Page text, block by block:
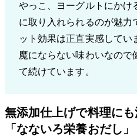
やっこ、ヨーグルトにかけ
に取り入れられるのが魅力
ット効果は正直実感してい
魔にならない味わいなので
て続けています。
無添加仕上げで料理に
「なないろ栄養おだし」